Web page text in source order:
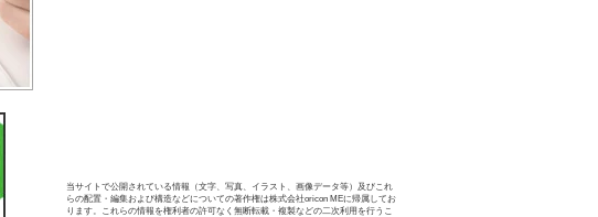
当サイトで公開されている情報（文字、写真、イラスト、画像データ等）及びこれ
らの配置・編集および構造などについての著作権は株式会社oricon MEに帰属してお
ります。これらの情報を権利者の許可なく無断転載・複製などの二次利用を行うこ